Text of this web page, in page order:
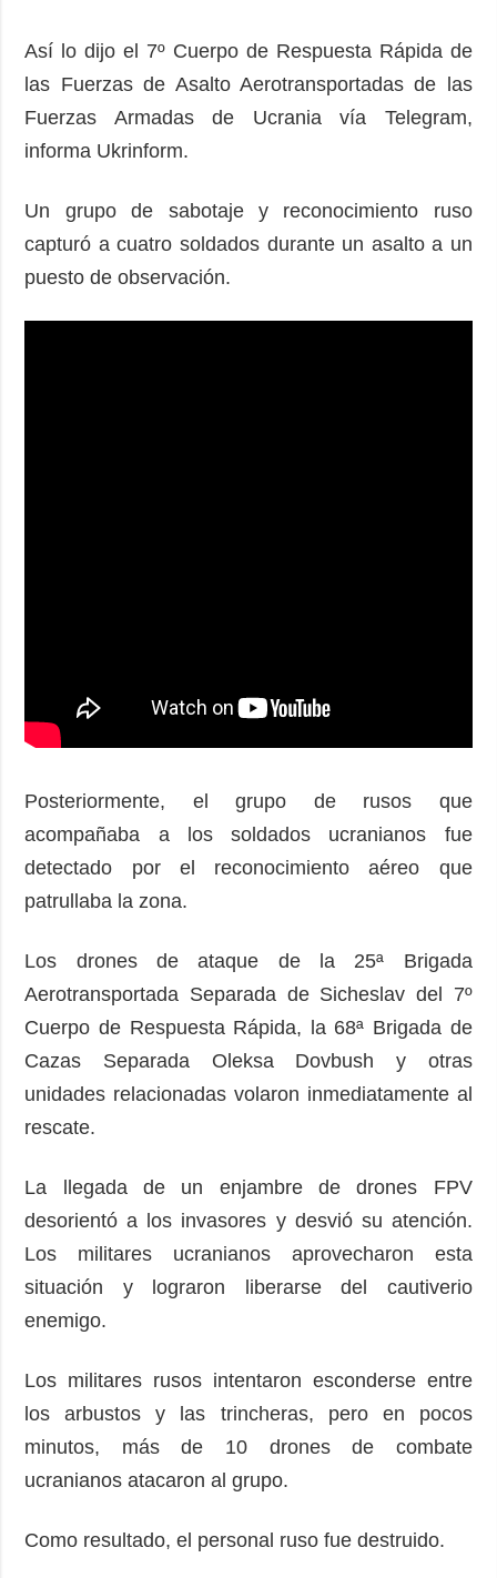
Así lo dijo el 7º Cuerpo de Respuesta Rápida de
las Fuerzas de Asalto Aerotransportadas de las
Fuerzas Armadas de Ucrania vía Telegram,
informa Ukrinform.
Un grupo de sabotaje y reconocimiento ruso
capturó a cuatro soldados durante un asalto a un
puesto de observación.
Posteriormente, el grupo de rusos que
acompañaba a los soldados ucranianos fue
detectado por el reconocimiento aéreo que
patrullaba la zona.
Los drones de ataque de la 25ª Brigada
Aerotransportada Separada de Sicheslav del 7º
Cuerpo de Respuesta Rápida, la 68ª Brigada de
Cazas Separada Oleksa Dovbush y otras
unidades relacionadas volaron inmediatamente al
rescate.
La llegada de un enjambre de drones FPV
desorientó a los invasores y desvió su atención.
Los militares ucranianos aprovecharon esta
situación y lograron liberarse del cautiverio
enemigo.
Los militares rusos intentaron esconderse entre
los arbustos y las trincheras, pero en pocos
minutos, más de 10 drones de combate
ucranianos atacaron al grupo.
Como resultado, el personal ruso fue destruido.